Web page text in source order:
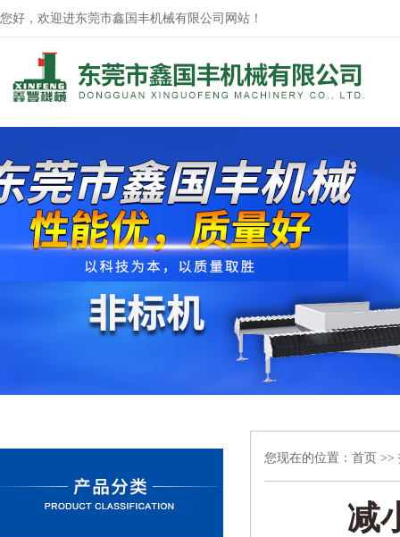
您好，欢迎进东莞市鑫国丰机械有限公司网站！
您现在的位置： 首页 >>
减